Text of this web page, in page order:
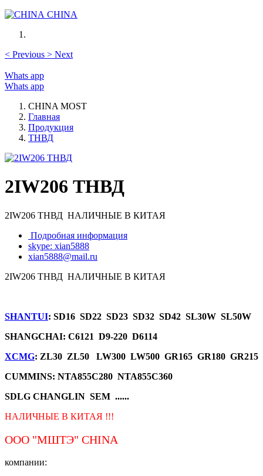
CHINA
< Previous > Next
Whats app
Whats app
CHINA MOST
Главная
Продукция
ТНВД
2IW206 ТНВД
2IW206 ТНВД НАЛИЧНЫЕ В КИТАЯ
Подробная информация
skype: xian5888
xian5888@mail.ru
2IW206 ТНВД НАЛИЧНЫЕ В КИТАЯ
SHANTUI: SD16 SD22 SD23 SD32 SD42 SL30W SL50W
SHANGCHAI: C6121 D9-220 D6114
XCMG: ZL30 ZL50 LW300 LW500 GR165 GR180 GR215
CUMMINS: NTA855C280 NTA855C360
SDLG CHANGLIN SEM ......
НАЛИЧНЫЕ В КИТАЯ !!!
ООО "МШТЭ" CHINA
компании: